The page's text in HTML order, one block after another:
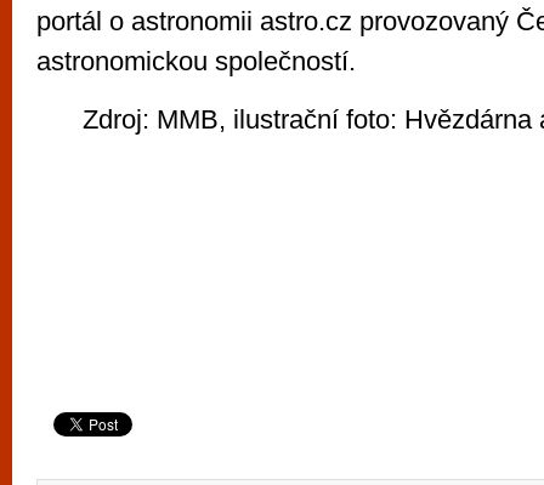
portál o astronomii astro.cz provozovaný
astronomickou společností.
Zdroj: MMB, ilustrační foto: Hvězdárna